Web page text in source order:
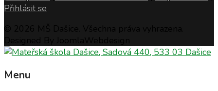
Přihlásit se
Menu